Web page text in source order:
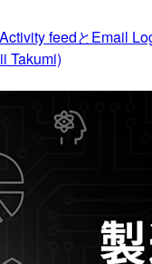
feedとEmail
Takumi)